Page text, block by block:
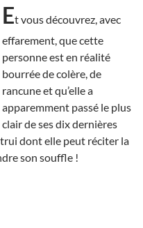
Et vous découvrez, avec
effarement, que cette
personne est en réalité
bourrée de colère, de
rancune et qu’elle a
apparemment passé le plus
clair de ses dix dernières
dont elle peut réciter la
son souffle !